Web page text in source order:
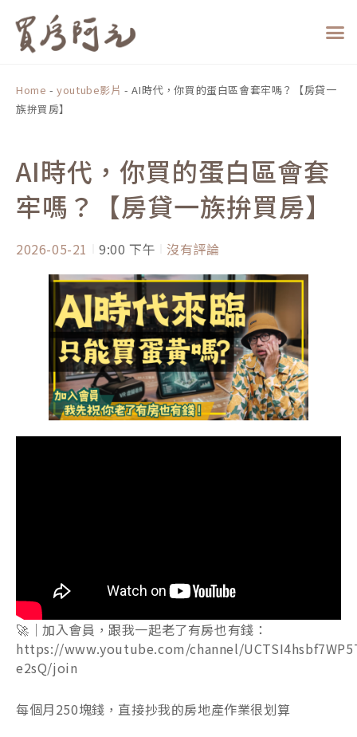
Home -youtube影片 -AI時代，你買的蛋白區會套牢嗎？【房貸一
族拚買房】
AI時代，你買的蛋白區會套
牢嗎？【房貸一族拚買房】
2026-05-21 9:00 下午 沒有評論
🚀｜加入會員，跟我一起老了有房也有錢：
https://www.youtube.com/channel/
e2sQ/join
每個月250塊錢，直接抄我的房地產作業很划算